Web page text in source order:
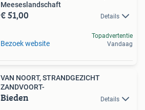
Meeseslandschaft
€ 51,00 Details
Bezoek website
Topadvertentie
Vandaag
VAN NOORT, STRANDGEZICHT
ZANDVOORT-
Bieden Details